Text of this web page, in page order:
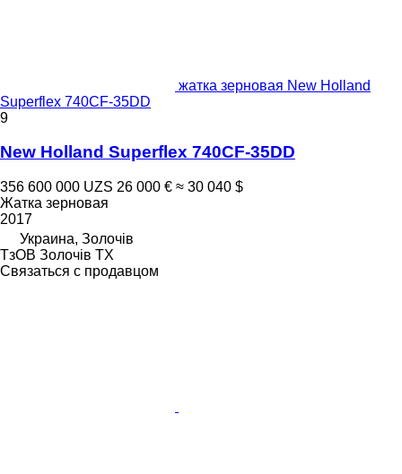
жатка зерновая New Holland
Superflex 740CF-35DD
9
New Holland Superflex 740CF-35DD
356 600 000 UZS 26 000 € ≈ 30 040 $
Жатка зерновая
2017
Украина, Золочів
ТзОВ Золочів ТХ
Связаться с продавцом